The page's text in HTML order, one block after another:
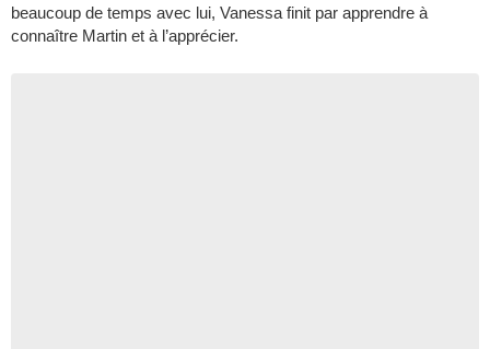
beaucoup de temps avec lui, Vanessa finit par apprendre à
connaître Martin et à l’apprécier.